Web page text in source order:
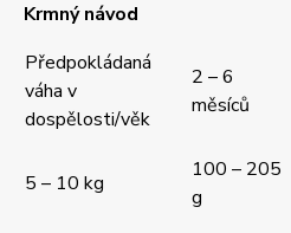
Krmný návod
Předpokládaná
váha v
dospělosti/věk
2 – 6
měsíců
5 – 10 kg
100 – 205
g